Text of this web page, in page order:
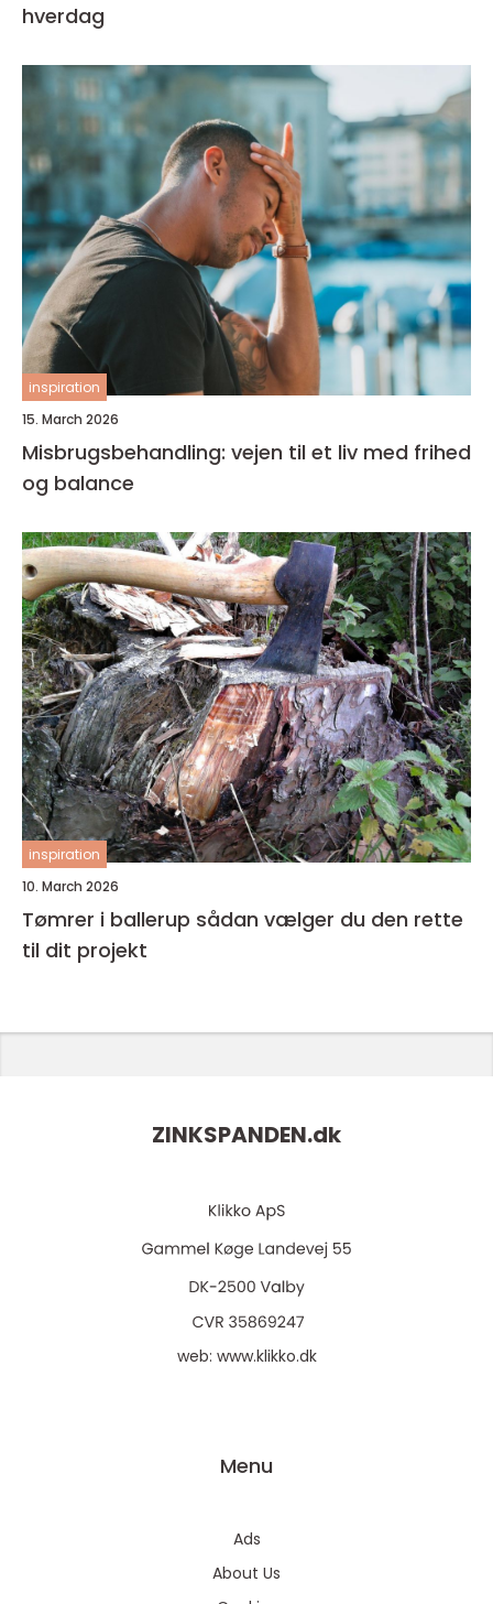
hverdag
inspiration
15. March 2026
Misbrugsbehandling: vejen til et liv med frihed
og balance
inspiration
10. March 2026
Tømrer i ballerup sådan vælger du den rette
til dit projekt
ZINKSPANDEN.dk
web: www.klikko.dk
Menu
Ads
About Us